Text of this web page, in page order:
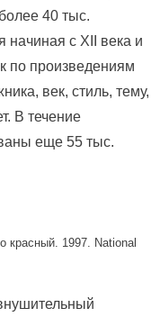
40 тыс.
начиная с XII века и
по произведениям
век, стиль, тему,
В течение
еще 55 тыс.
красный. 1997. National